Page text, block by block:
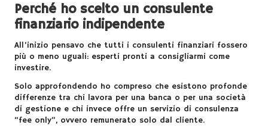
Perché ho scelto un consulente
finanziario indipendente
All’inizio pensavo che tutti i consulenti finanziari fossero
più o meno uguali: esperti pronti a consigliarmi come
investire.
Solo approfondendo ho compreso che esistono profonde
differenze tra chi lavora per una banca o per una società
di gestione e chi invece offre un servizio di consulenza
“fee only”, ovvero remunerato solo dal cliente.